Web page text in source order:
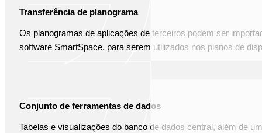
Transferência de planograma
Os planogramas de aplicações de terceiros podem ser
software SmartSpace, para serem utilizados nos planos de
Conjunto de ferramentas de dados
Tabelas e visualizações do banco de dados central, além de